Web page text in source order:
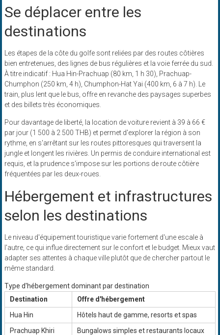
Se déplacer entre les
destinations
Les étapes de la côte du golfe sont reliées par des routes côtières
bien entretenues, des lignes de bus régulières et la voie ferrée du sud.
À titre indicatif : Hua Hin-Prachuap (80 km, 1 h 30), Prachuap-
Chumphon (250 km, 4 h), Chumphon-Hat Yai (400 km, 6 à 7 h). Le
train, plus lent que le bus, offre en revanche des paysages superbes
et des billets très économiques.
Pour davantage de liberté, la location de voiture revient à 39 à 66 €
par jour (1 500 à 2 500 THB) et permet d'explorer la région à son
rythme, en s'arrêtant sur les routes pittoresques qui traversent la
jungle et longent les rivières. Un permis de conduire international est
requis, et la prudence s'impose sur les portions de route côtière
fréquentées par les deux-roues.
Hébergement et infrastructures
selon les destinations
Le niveau d'équipement touristique varie fortement d'une escale à
l'autre, ce qui influe directement sur le confort et le budget. Mieux vaut
adapter ses attentes à chaque ville plutôt que de chercher partout le
même standard.
Type d'hébergement dominant par destination
Destination
Offre d'hébergement
Hua Hin
Hôtels haut de gamme, resorts et spas
Prachuap Khiri
Bungalows simples et restaurants locaux